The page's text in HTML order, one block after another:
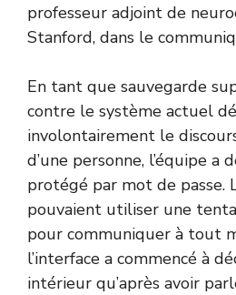
professeur adjoint de
Stanford, dans le
En tant que sauvegarde
contre le système actuel
involontairement le
d’une personne, l’équipe a
protégé par mot de passe.
pouvaient utiliser une
pour communiquer à tout
l’interface a commencé à
intérieur qu’après avoir